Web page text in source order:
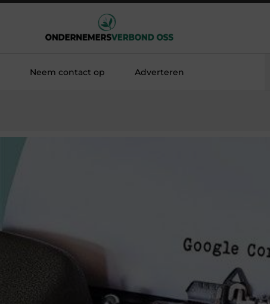
Neem contact op Adverteren